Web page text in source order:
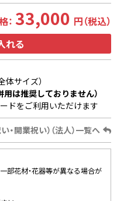
： 33,000 円（税込）
れる
サイズ）
は推奨しておりません）
ドをご利用いただけます
・開業祝い）（法人）一覧へ
部花材・花器等が異なる場合が